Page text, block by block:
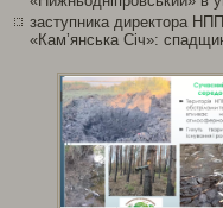
заступника директора
«Кам’янська Січ»: